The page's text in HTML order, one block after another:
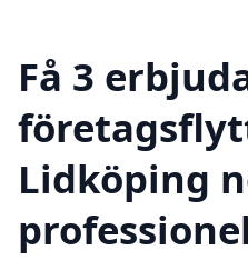
Få 3
Lidköping